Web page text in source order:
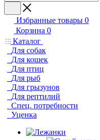
Избранные товары 0
Корзина 0
Каталог
Для собак
Для кошек
Для птиц
Для рыб
Для грызунов
Для рептилий
Спец. потребности
Уценка